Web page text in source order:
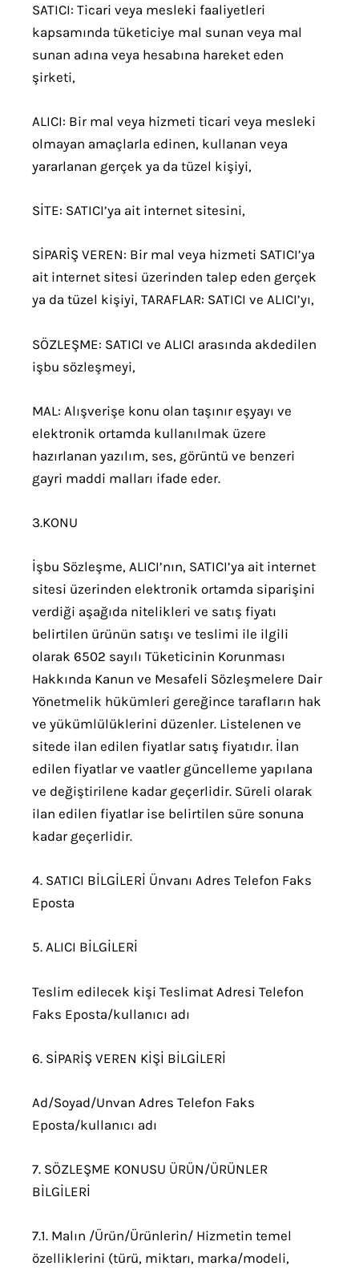
SATICI: Ticari veya mesleki faaliyetleri
kapsamında tüketiciye mal sunan veya mal
sunan adına veya hesabına hareket eden
şirketi,
ALICI: Bir mal veya hizmeti ticari veya mesleki
olmayan amaçlarla edinen, kullanan veya
yararlanan gerçek ya da tüzel kişiyi,
SİTE: SATICI’ya ait internet sitesini,
SİPARİŞ VEREN: Bir mal veya hizmeti SATICI’ya
ait internet sitesi üzerinden talep eden gerçek
ya da tüzel kişiyi, TARAFLAR: SATICI ve ALICI’yı,
SÖZLEŞME: SATICI ve ALICI arasında akdedilen
işbu sözleşmeyi,
MAL: Alışverişe konu olan taşınır eşyayı ve
elektronik ortamda kullanılmak üzere
hazırlanan yazılım, ses, görüntü ve benzeri
gayri maddi malları ifade eder.
3.KONU
İşbu Sözleşme, ALICI’nın, SATICI’ya ait internet
sitesi üzerinden elektronik ortamda siparişini
verdiği aşağıda nitelikleri ve satış fiyatı
belirtilen ürünün satışı ve teslimi ile ilgili
olarak 6502 sayılı Tüketicinin Korunması
Hakkında Kanun ve Mesafeli Sözleşmelere Dair
Yönetmelik hükümleri gereğince tarafların hak
ve yükümlülüklerini düzenler. Listelenen ve
sitede ilan edilen fiyatlar satış fiyatıdır. İlan
edilen fiyatlar ve vaatler güncelleme yapılana
ve değiştirilene kadar geçerlidir. Süreli olarak
ilan edilen fiyatlar ise belirtilen süre sonuna
kadar geçerlidir.
4. SATICI BİLGİLERİ Ünvanı Adres Telefon Faks
Eposta
5. ALICI BİLGİLERİ
Teslim edilecek kişi Teslimat Adresi Telefon
Faks Eposta/kullanıcı adı
6. SİPARİŞ VEREN KİŞİ BİLGİLERİ
Ad/Soyad/Unvan Adres Telefon Faks
Eposta/kullanıcı adı
7. SÖZLEŞME KONUSU ÜRÜN/ÜRÜNLER
BİLGİLERİ
7.1. Malın /Ürün/Ürünlerin/ Hizmetin temel
özelliklerini (türü, miktarı, marka/modeli,